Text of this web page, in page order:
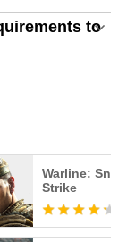
to
Warline:
Strike